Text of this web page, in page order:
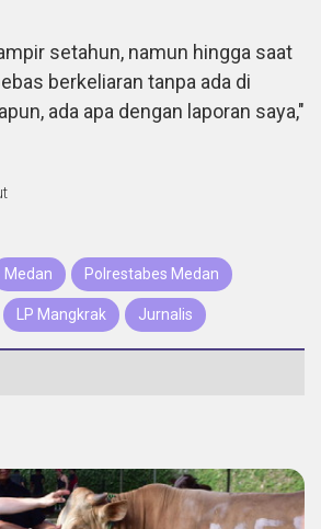
setahun, namun hingga saat
berkeliaran tanpa ada di
ada apa dengan laporan saya,"
Medan Polrestabes Medan
LP Mangkrak Jurnalis